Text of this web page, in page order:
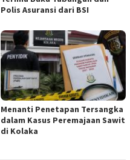
Polis Asuransi dari BSI
Menanti Penetapan Tersangka
dalam Kasus Peremajaan Sawit
di Kolaka